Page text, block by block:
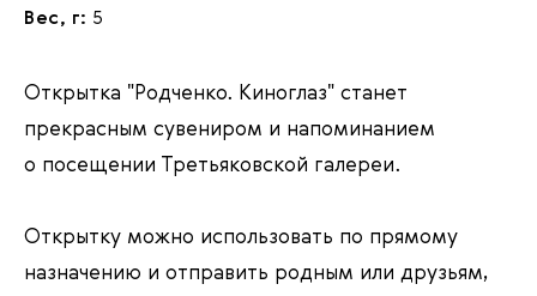
Вес, г: 5
Открытка "Родченко. Киноглаз" станет
прекрасным сувениром и напоминанием
о посещении Третьяковской галереи.
Открытку можно использовать по прямому
назначению и отправить родным или друзьям,